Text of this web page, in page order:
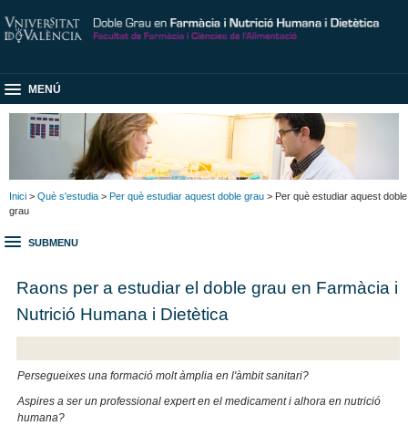
MENÚ
Inici > Què s'estudia > Per què estudiar aquest doble grau > Per què estudiar aquest doble
grau
SUBMENU
Raons per a estudiar el doble grau en Farmàcia i
Nutrició Humana i Dietètica
Persegueixes una formació molt àmplia en l'àmbit sanitari?
Aspires a ser un professional expert en el medicament i alhora en nutrició
humana?